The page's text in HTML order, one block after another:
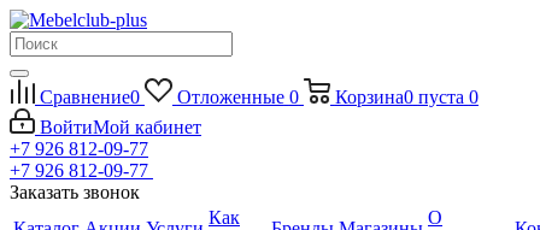
Сравнение0 Отложенные 0 Корзина0 пуста 0
ВойтиМой кабинет
+7 926 812-09-77
+7 926 812-09-77
Заказать звонок
Как
О